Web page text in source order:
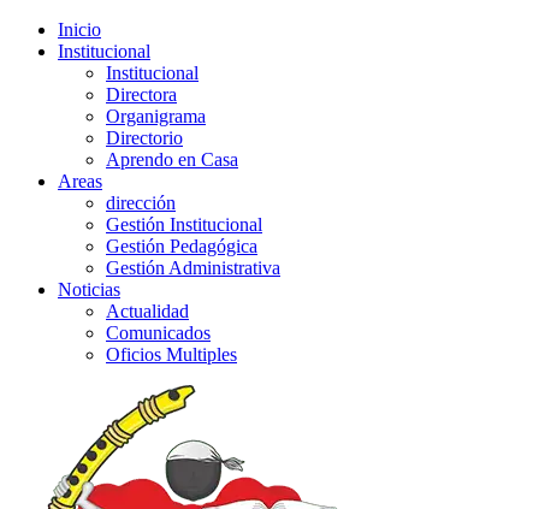
Inicio
Institucional
Institucional
Directora
Organigrama
Directorio
Aprendo en Casa
Areas
dirección
Gestión Institucional
Gestión Pedagógica
Gestión Administrativa
Noticias
Actualidad
Comunicados
Oficios Multiples